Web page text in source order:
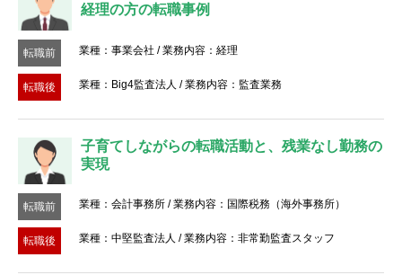
求人情報
経理の方の転職事例
転職前 業種：事業会社 / 業務内容：経理
転職後 業種：Big4監査法人 / 業務内容：監査業務
子育てしながらの転職活動と、残業なし勤務の
実現
転職前 業種：会計事務所 / 業務内容：国際税務（海外事務所）
転職後 業種：中堅監査法人 / 業務内容：非常勤監査スタッフ